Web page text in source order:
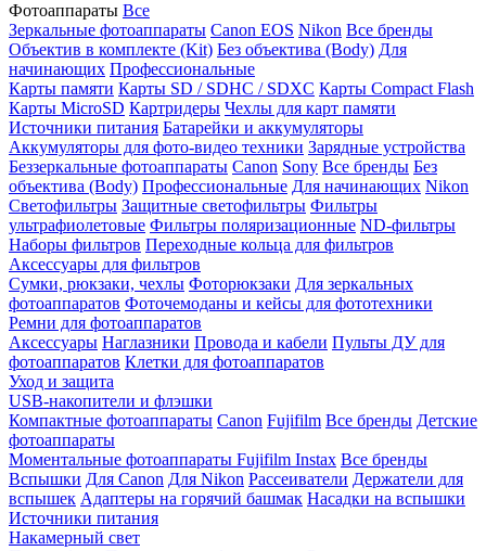
Фотоаппараты Все
Зеркальные фотоаппараты Canon EOS Nikon Все бренды
Объектив в комплекте (Kit) Без объектива (Body) Для
начинающих Профессиональные
Карты памяти Карты SD / SDHC / SDXC Карты Compact Flash
Карты MicroSD Картридеры Чехлы для карт памяти
Источники питания Батарейки и аккумуляторы
Аккумуляторы для фото-видео техники Зарядные устройства
Беззеркальные фотоаппараты Canon Sony Все бренды Без
объектива (Body) Профессиональные Для начинающих Nikon
Светофильтры Защитные светофильтры Фильтры
ультрафиолетовые Фильтры поляризационные ND-фильтры
Наборы фильтров Переходные кольца для фильтров
Аксессуары для фильтров
Сумки, рюкзаки, чехлы Фоторюкзаки Для зеркальных
фотоаппаратов Фоточемоданы и кейсы для фототехники
Ремни для фотоаппаратов
Аксессуары Наглазники Провода и кабели Пульты ДУ для
фотоаппаратов Клетки для фотоаппаратов
Уход и защита
USB-накопители и флэшки
Компактные фотоаппараты Canon Fujifilm Все бренды Детские
фотоаппараты
Моментальные фотоаппараты Fujifilm Instax Все бренды
Вспышки Для Canon Для Nikon Рассеиватели Держатели для
вспышек Адаптеры на горячий башмак Насадки на вспышки
Источники питания
Накамерный свет